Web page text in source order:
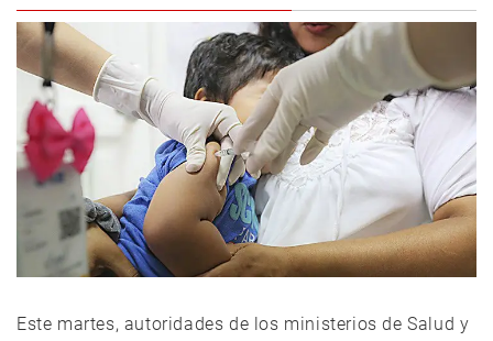
Este martes, autoridades de los ministerios de Salud y